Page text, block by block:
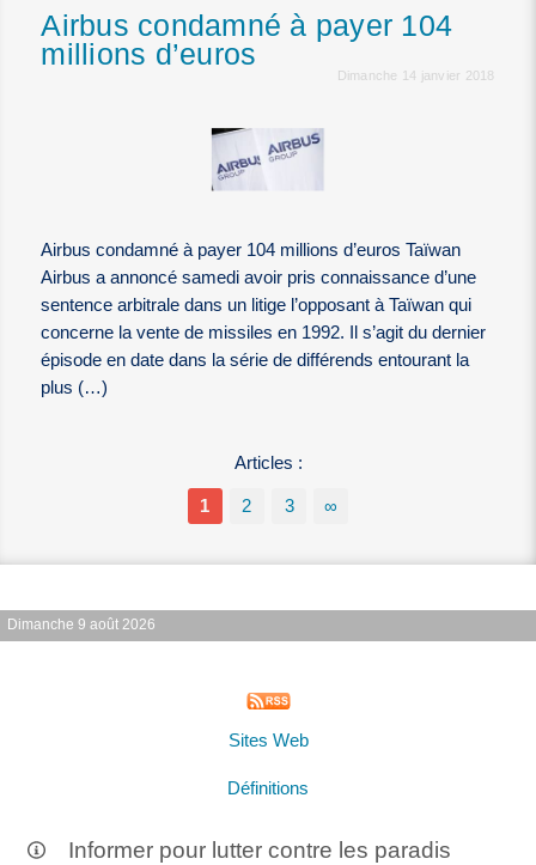
Airbus condamné à payer 104
millions d’euros
Dimanche 14 janvier 2018
Airbus condamné à payer 104 millions d’euros Taïwan
Airbus a annoncé samedi avoir pris connaissance d’une
sentence arbitrale dans un litige l’opposant à Taïwan qui
concerne la vente de missiles en 1992. Il s’agit du dernier
épisode en date dans la série de différends entourant la
plus (…)
Articles :
1 2 3 ∞
Dimanche 9 août 2026
Sites Web
Définitions
Informer pour lutter contre les paradis